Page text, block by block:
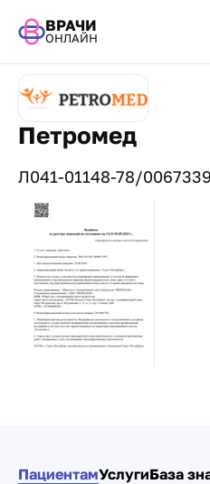
ВРАЧИ
ОНЛАЙН
Петромед
Л041-01148-78/
Лицензии и
ПациентамУслугиБаза